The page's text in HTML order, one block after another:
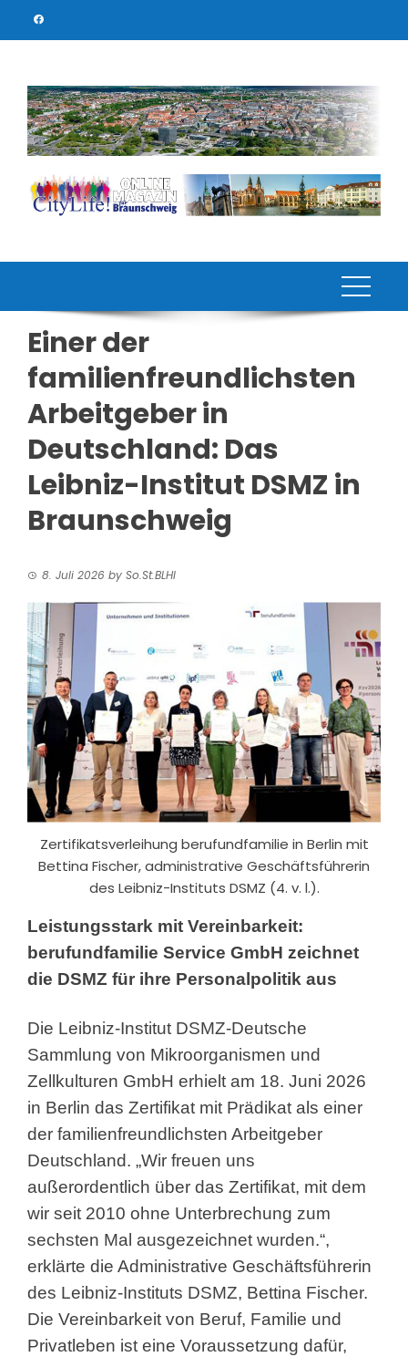
Einer der
familienfreundlichsten
Arbeitgeber in
Deutschland: Das
Leibniz-Institut DSMZ in
Braunschweig
8. Juli 2026 by So.St.BLHI
Zertifikatsverleihung berufundfamilie in Berlin mit
Bettina Fischer, administrative Geschäftsführerin
des Leibniz-Instituts DSMZ (4. v. l.).
Leistungsstark mit Vereinbarkeit:
berufundfamilie Service GmbH zeichnet
die DSMZ für ihre Personalpolitik aus
Die Leibniz-Institut DSMZ-Deutsche
Sammlung von Mikroorganismen und
Zellkulturen GmbH erhielt am 18. Juni 2026
in Berlin das Zertifikat mit Prädikat als einer
der familienfreundlichsten Arbeitgeber
Deutschland. „Wir freuen uns
außerordentlich über das Zertifikat, mit dem
wir seit 2010 ohne Unterbrechung zum
sechsten Mal ausgezeichnet wurden.“,
erklärte die Administrative Geschäftsführerin
des Leibniz-Instituts DSMZ, Bettina Fischer.
Die Vereinbarkeit von Beruf, Familie und
Privatleben ist eine Voraussetzung dafür,